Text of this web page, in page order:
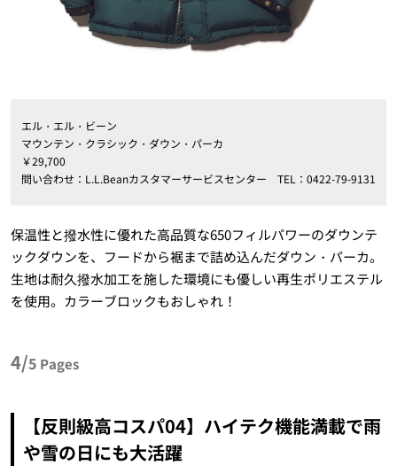
エル・エル・ビーン
マウンテン・クラシック・ダウン・パーカ
￥29,700
問い合わせ：L.L.Beanカスタマーサービスセンター TEL：0422-79-9131
保温性と撥水性に優れた高品質な650フィルパワーのダウンテ
ックダウンを、フードから裾まで詰め込んだダウン・パーカ。
生地は耐久撥水加工を施した環境にも優しい再生ポリエステル
を使用。カラーブロックもおしゃれ！
4/5 Pages
【反則級高コスパ04】ハイテク機能満載で雨
や雪の日にも大活躍